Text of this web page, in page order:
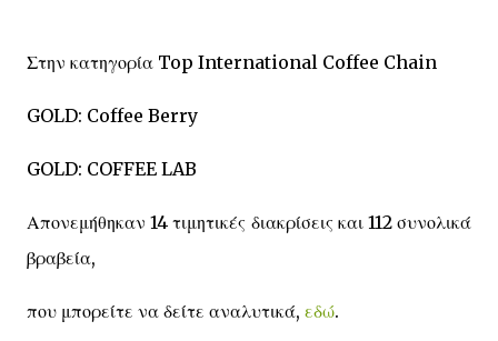
Στην κατηγορία Top International Coffee Chain
GOLD: Coffee Berry
GOLD: COFFEE LAB
Απονεμήθηκαν 14 τιμητικές διακρίσεις και 112 συνολικά
βραβεία,
που μπορείτε να δείτε αναλυτικά, εδώ.